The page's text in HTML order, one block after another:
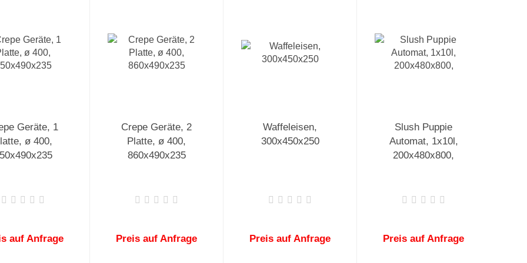
Geräte, 1
ø 400,
auf Anfrage
Crepe Geräte, 2
Platte, ø 400,
860x490x235
Preis auf Anfrage
Waffeleisen,
300x450x250
Preis auf Anfrage
Slush Puppie
Automat, 1x10l,
200x480x800,
Preis auf Anfrage